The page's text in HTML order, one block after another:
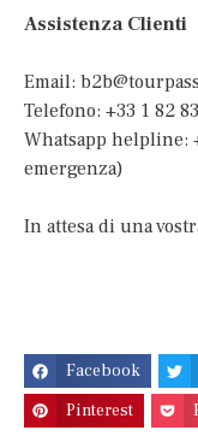
Assistenza Clienti
Email:
Telefono: +33 1 82
Whatsapp helpline:
emergenza)
In attesa di una
Facebook
Pinterest